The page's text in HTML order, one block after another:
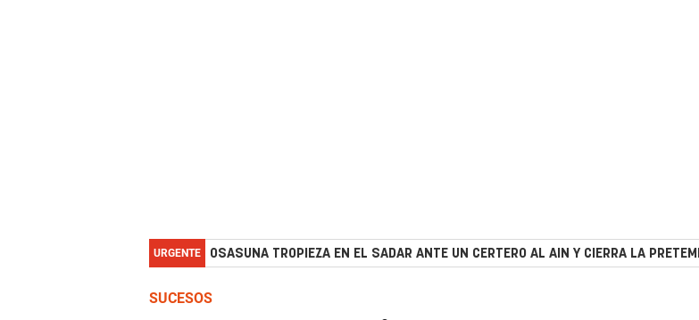
URGENTE OSASUNA TROPIEZA EN EL SADAR ANTE UN CERTERO AL AIN Y CIERRA LA
SUCESOS